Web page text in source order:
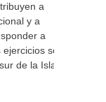
a
y a
a
se
de la Isla